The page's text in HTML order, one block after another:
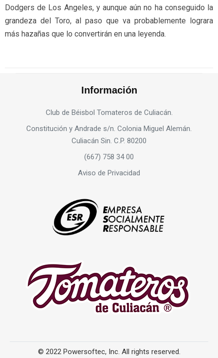
Dodgers de Los Angeles, y aunque aún no ha conseguido la
grandeza del Toro, al paso que va probablemente lograra
más hazañas que lo convertirán en una leyenda.
Información
Club de Béisbol Tomateros de Culiacán.
Constitución y Andrade s/n. Colonia Miguel Alemán.
Culiacán Sin. C.P. 80200
(667) 758 34 00
Aviso de Privacidad
© 2022 Powersoftec, Inc. All rights reserved.